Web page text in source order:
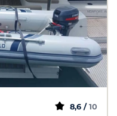
8,6 / 10